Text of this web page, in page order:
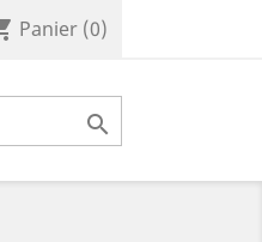
Panier (0)
